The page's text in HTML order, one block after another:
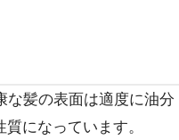
な髪の表面は適度に油分
になっています。